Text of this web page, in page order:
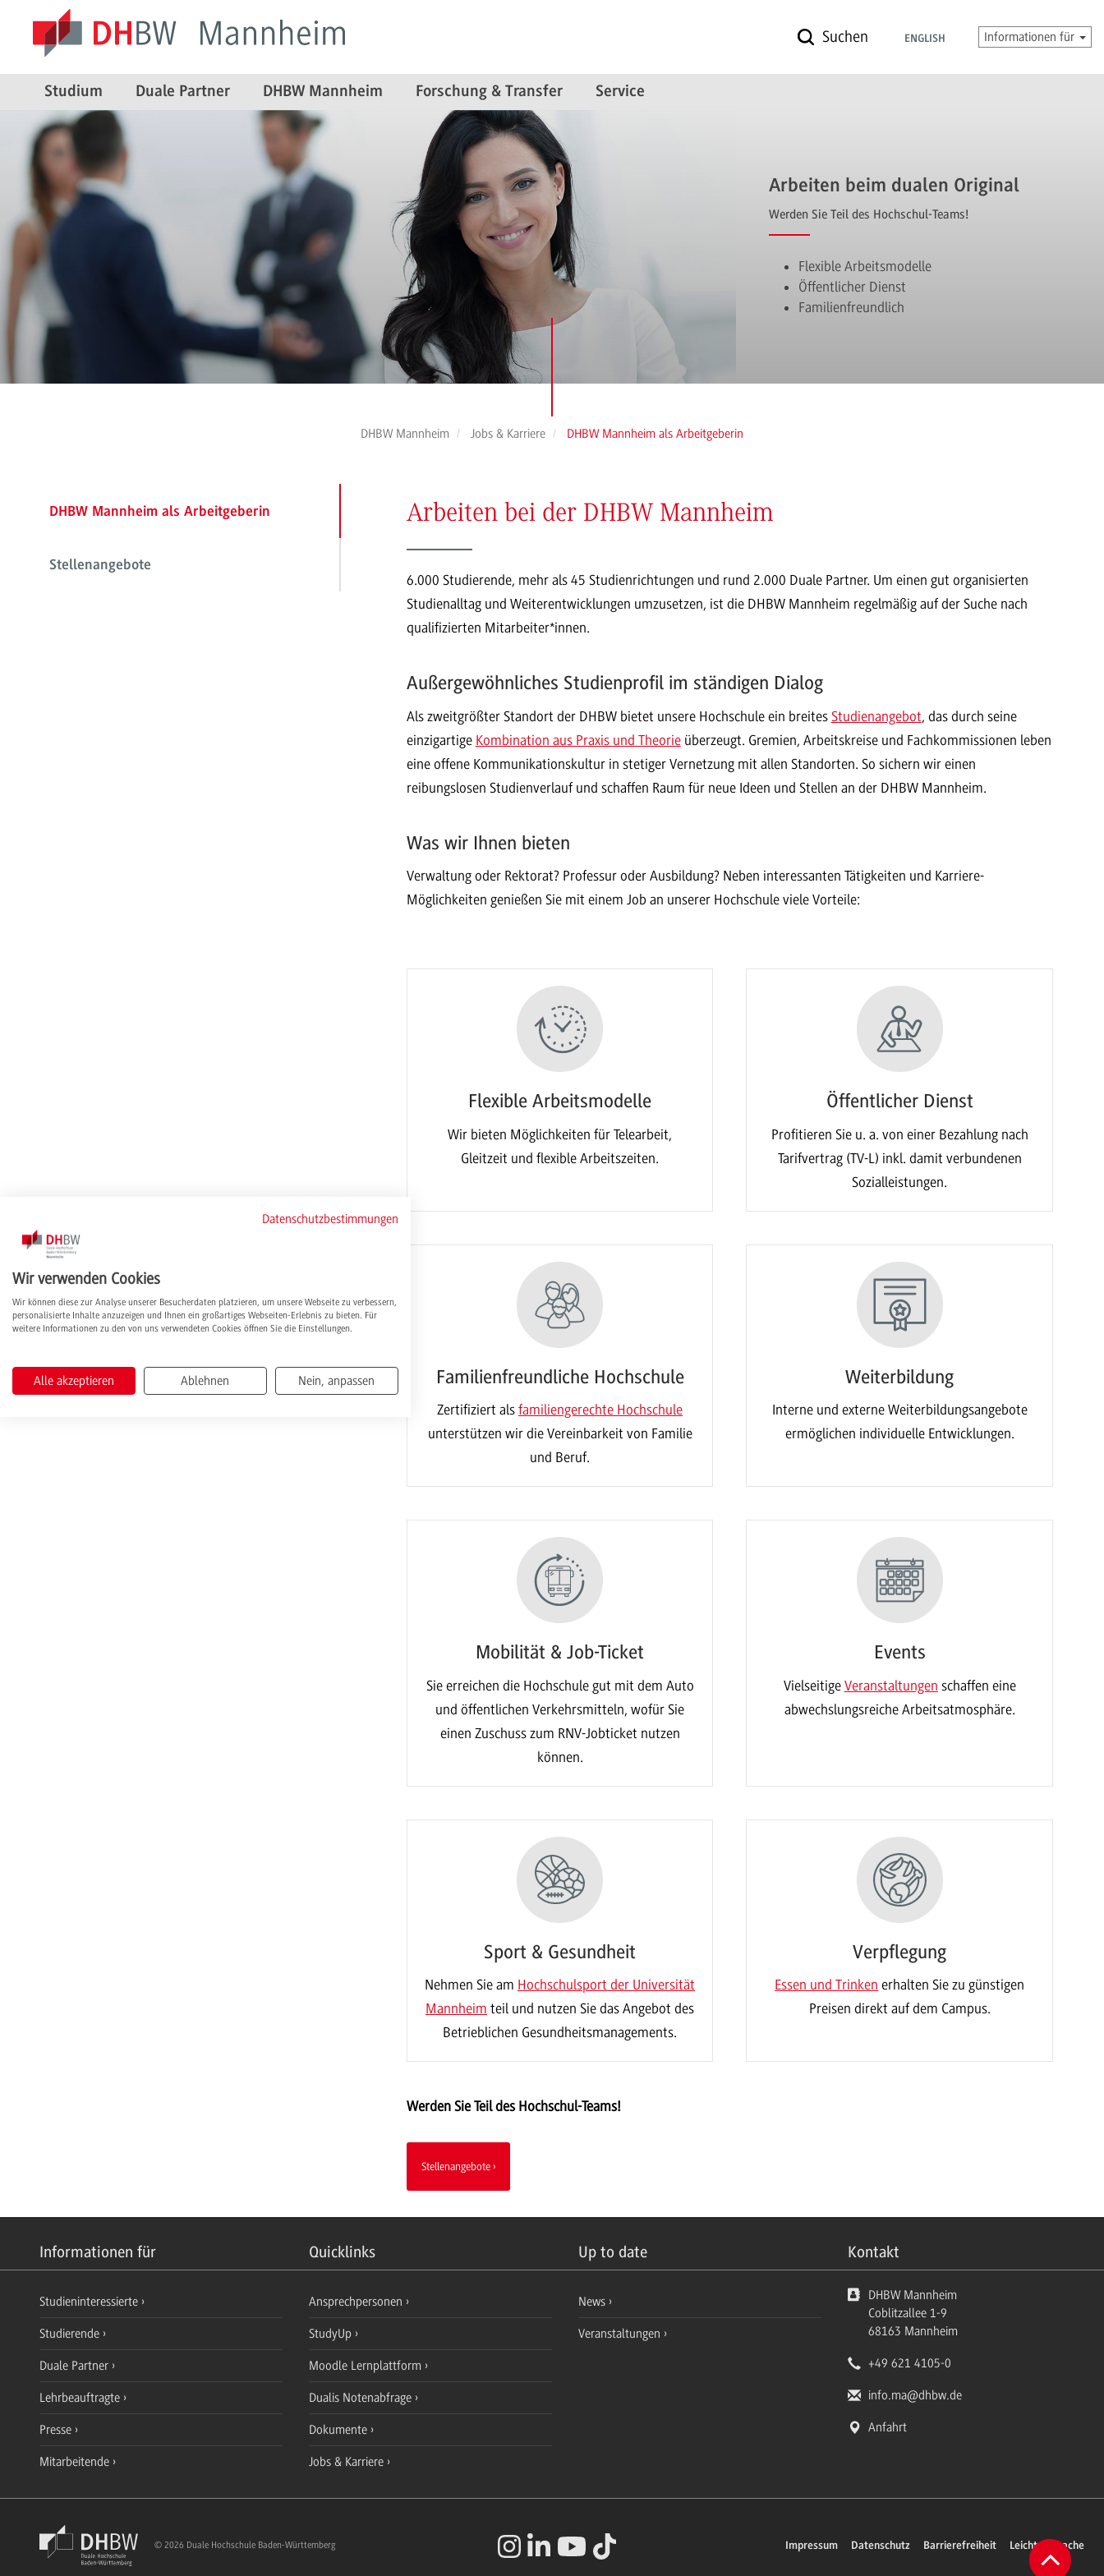
Suchen ENGLISH Informationen für
Studium Duale Partner DHBW Mannheim Forschung & Transfer Service
Arbeiten beim dualen Original
Werden Sie Teil des Hochschul-Teams!
Flexible Arbeitsmodelle
Öffentlicher Dienst
Familienfreundlich
DHBW Mannheim Jobs & Karriere DHBW Mannheim als Arbeitgeberin
DHBW Mannheim als Arbeitgeberin
Stellenangebote
Arbeiten bei der DHBW Mannheim
6.000 Studierende, mehr als 45 Studienrichtungen und rund 2.000 Duale Partner. Um einen gut organisierten
Studienalltag und Weiterentwicklungen umzusetzen, ist die DHBW Mannheim regelmäßig auf der Suche nach
qualifizierten Mitarbeiter*innen.
Außergewöhnliches Studienprofil im ständigen Dialog
Als zweitgrößter Standort der DHBW bietet unsere Hochschule ein breites Studienangebot, das durch seine
einzigartige Kombination aus Praxis und Theorieüberzeugt. Gremien, Arbeitskreise und Fachkommissionen leben
eine offene Kommunikationskultur in stetiger Vernetzung mit allen Standorten. So sichern wir einen
reibungslosen Studienverlauf und schaffen Raum für neue Ideen und Stellen an der DHBW Mannheim.
Was wir Ihnen bieten
Verwaltung oder Rektorat? Professur oder Ausbildung? Neben interessanten Tätigkeiten und Karriere-
Möglichkeiten genießen Sie mit einem Job an unserer Hochschule viele Vorteile:
Flexible Arbeitsmodelle
Wir bieten Möglichkeiten für Telearbeit,
Gleitzeit und flexible Arbeitszeiten.
Öffentlicher Dienst
Profitieren Sie u. a. von einer Bezahlung nach
Tarifvertrag (TV-L) inkl. damit verbundenen
Sozialleistungen.
Familienfreundliche Hochschule
Zertifiziert alsfamiliengerechte Hochschule
unterstützen wir die Vereinbarkeit von Familie
und Beruf.
Weiterbildung
Interne und externe Weiterbildungsangebote
ermöglichen individuelle Entwicklungen.
Mobilität & Job-Ticket
Sie erreichen die Hochschule gut mit dem Auto
und öffentlichen Verkehrsmitteln, wofür Sie
einen Zuschuss zum RNV-Jobticket nutzen
können.
Events
Vielseitige Veranstaltungen schaffen eine
abwechslungsreiche Arbeitsatmosphäre.
Sport & Gesundheit
Nehmen Sie am Hochschulsport der Universität
Mannheim teil und nutzen Sie das Angebot des
Betrieblichen Gesundheitsmanagements.
Verpflegung
Essen und Trinken erhalten Sie zu günstigen
Preisen direkt auf dem Campus.
Werden Sie Teil des Hochschul-Teams!
Stellenangebote
Informationen für Quicklinks Up to date Kontakt
Studieninteressierte
Studierende
Duale Partner
Lehrbeauftragte
Presse
Mitarbeitende
Ansprechpersonen
StudyUp
Moodle Lernplattform
Dualis Notenabfrage
Dokumente
Jobs & Karriere
News
Veranstaltungen
DHBW Mannheim
Coblitzallee 1-9
68163 Mannheim
+49 621 4105-0
info.ma@dhbw.de
Anfahrt
Impressum Datenschutz Barrierefreiheit Leichte Sprache
© 2026 Duale Hochschule Baden-Württemberg
Zum
Datenschutzbestimmungen
Wir verwenden Cookies
Wir können diese zur Analyse unserer Besucherdaten platzieren, um unsere Webseite zu verbessern,
personalisierte Inhalte anzuzeigen und Ihnen ein großartiges Webseiten-Erlebnis zu bieten. Für
weitere Informationen zu den von uns verwendeten Cookies öffnen Sie die Einstellungen.
Alle akzeptieren Ablehnen Nein, anpassen